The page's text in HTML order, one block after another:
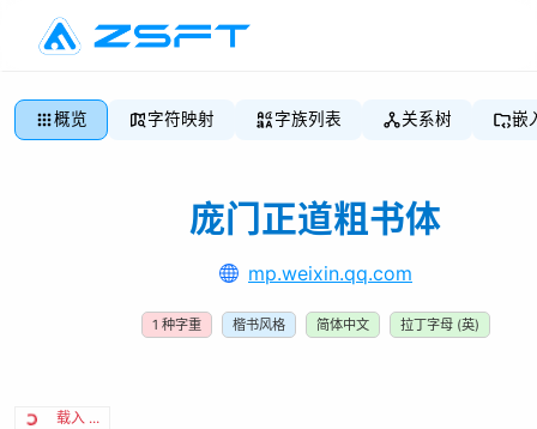
概览 字符映射 字族列表 关系树 嵌
庞门正道粗书体
mp.weixin.qq.com
1 种字重 楷书风格 简体中文 拉丁字母 (英)
载入 ...